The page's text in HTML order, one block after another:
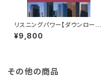
リスニングパワー【ダウンロード
版】
¥9,800
その他の商品